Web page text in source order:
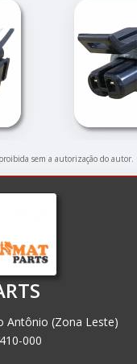
sem a autorização do
Antônio (Zona Leste)
000